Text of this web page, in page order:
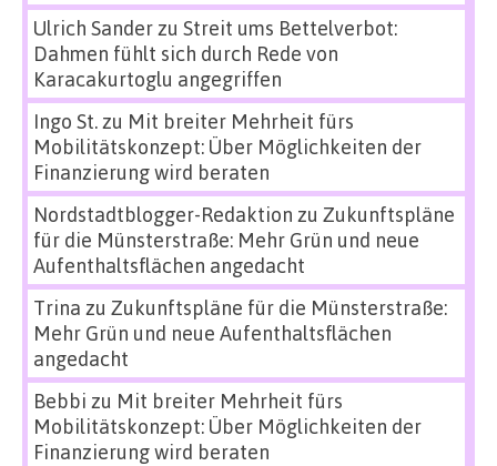
Ulrich Sanderzu Streit ums Bettelverbot:
Dahmen fühlt sich durch Rede von
Karacakurtoglu angegriffen
Ingo St.zu Mit breiter Mehrheit fürs
Mobilitätskonzept: Über Möglichkeiten der
Finanzierung wird beraten
Nordstadtblogger-Redaktion zu Zukunftspläne
für die Münsterstraße: Mehr Grün und neue
Aufenthaltsflächen angedacht
Trina zu Zukunftspläne für die Münsterstraße:
Mehr Grün und neue Aufenthaltsflächen
angedacht
Bebbi zu Mit breiter Mehrheit fürs
Mobilitätskonzept: Über Möglichkeiten der
Finanzierung wird beraten